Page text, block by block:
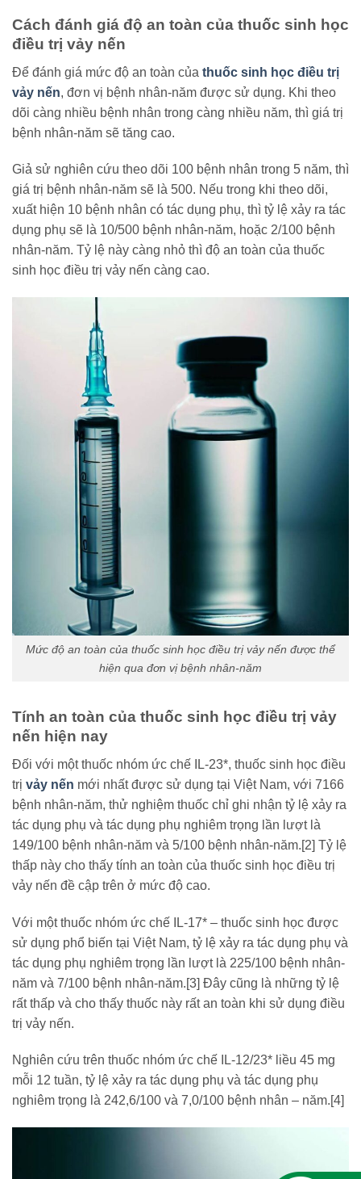
Cách đánh giá độ an toàn của thuốc sinh học
điều trị vảy nến
Để đánh giá mức độ an toàn của thuốc sinh học điều trị
vảy nến, đơn vị bệnh nhân-năm được sử dụng. Khi theo
dõi càng nhiều bệnh nhân trong càng nhiều năm, thì giá trị
bệnh nhân-năm sẽ tăng cao.
Giả sử nghiên cứu theo dõi 100 bệnh nhân trong 5 năm, thì
giá trị bệnh nhân-năm sẽ là 500. Nếu trong khi theo dõi,
xuất hiện 10 bệnh nhân có tác dụng phụ, thì tỷ lệ xảy ra tác
dụng phụ sẽ là 10/500 bệnh nhân-năm, hoặc 2/100 bệnh
nhân-năm. Tỷ lệ này càng nhỏ thì độ an toàn của thuốc
sinh học điều trị vảy nến càng cao.
Mức độ an toàn của thuốc sinh học điều trị vảy nến được thể
hiện qua đơn vị bệnh nhân-năm
Tính an toàn của thuốc sinh học điều trị vảy
nến hiện nay
Đối với một thuốc nhóm ức chế IL-23*, thuốc sinh học điều
trị vảy nến mới nhất được sử dụng tại Việt Nam, với 7166
bệnh nhân-năm, thử nghiệm thuốc chỉ ghi nhận tỷ lệ xảy ra
tác dụng phụ và tác dụng phụ nghiêm trọng lần lượt là
149/100 bệnh nhân-năm và 5/100 bệnh nhân-năm.[2] Tỷ lệ
thấp này cho thấy tính an toàn của thuốc sinh học điều trị
vảy nến đề cập trên ở mức độ cao.
Với một thuốc nhóm ức chế IL-17* – thuốc sinh học được
sử dụng phổ biến tại Việt Nam, tỷ lệ xảy ra tác dụng phụ và
tác dụng phụ nghiêm trọng lần lượt là 225/100 bệnh nhân-
năm và 7/100 bệnh nhân-năm.[3] Đây cũng là những tỷ lệ
rất thấp và cho thấy thuốc này rất an toàn khi sử dụng điều
trị vảy nến.
Nghiên cứu trên thuốc nhóm ức chế IL-12/23* liều 45 mg
mỗi 12 tuần, tỷ lệ xảy ra tác dụng phụ và tác dụng phụ
nghiêm trọng là 242,6/100 và 7,0/100 bệnh nhân – năm.[4]